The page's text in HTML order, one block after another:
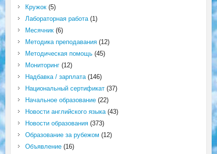
Кружок(5)
Лабораторная работа(1)
Месячник(6)
Методика преподавания(12)
Методическая помощь(45)
Мониторинг(12)
Надбавка / зарплата(146)
Национальный сертификат(37)
Начальное образование(22)
Новости английского языка(43)
Новости образования(373)
Образование за рубежом (12)
Объявление(16)